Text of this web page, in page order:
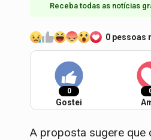
Receba todas as notícias
0 pessoas
0
Gostei
A proposta sugere que